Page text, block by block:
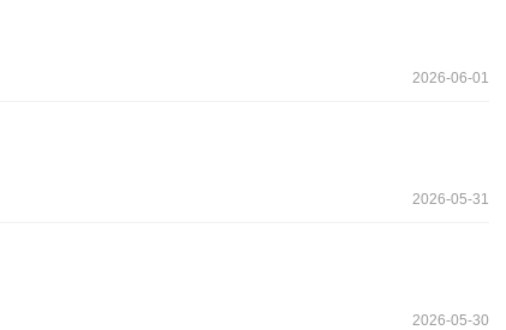
2026-06-01
2026-05-31
2026-05-30